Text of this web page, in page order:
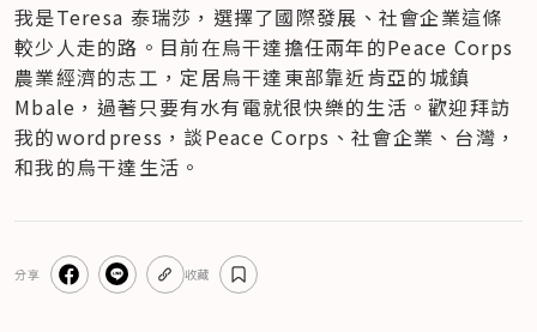
我是Teresa 泰瑞莎，選擇了國際發展、社會企業這條
較少人走的路。目前在烏干達擔任兩年的Peace Corps
農業經濟的志工，定居烏干達東部靠近肯亞的城鎮
Mbale，過著只要有水有電就很快樂的生活。歡迎拜訪
我的wordpress，談Peace Corps、社會企業、台灣，
和我的烏干達生活。
分享 收藏